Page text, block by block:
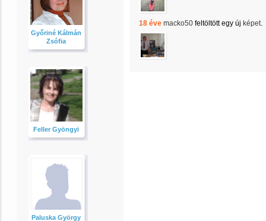
Győriné Kálmán
Zsófia
Feller Gyöngyi
Paluska György
18 éve macko50 feltöltött egy új képet.